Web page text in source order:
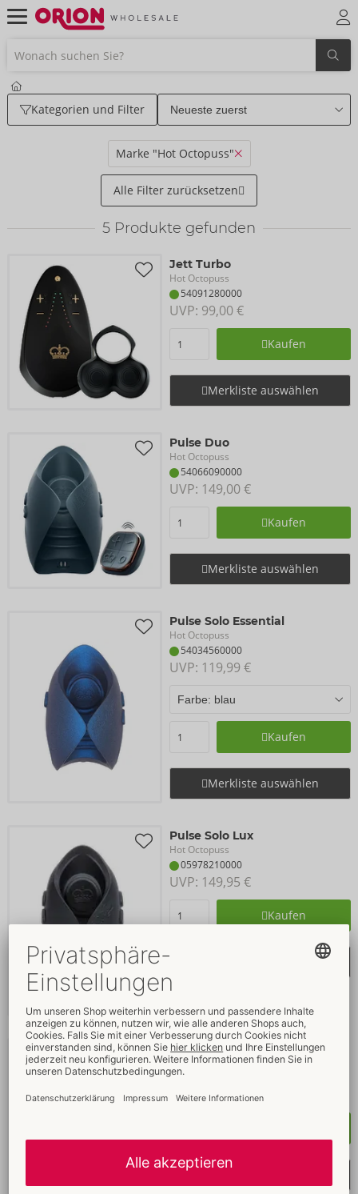
Kategorien und Filter
Marke "Hot Octopuss"
Alle Filter zurücksetzen
5 Produkte gefunden
Jett Turbo
Hot Octopuss
54091280000
UVP: 99,00 €
Kaufen
Merkliste auswählen
Pulse Duo
Hot Octopuss
54066090000
UVP: 149,00 €
Kaufen
Merkliste auswählen
Pulse Solo Essential
Hot Octopuss
54034560000
UVP: 119,99 €
Kaufen
Merkliste auswählen
Pulse Solo Lux
Hot Octopuss
05978210000
UVP: 149,95 €
Kaufen
Merkliste auswählen
Vibro-Penisring JETT
Hot Octopuss
05943770000
UVP: 59,99 €